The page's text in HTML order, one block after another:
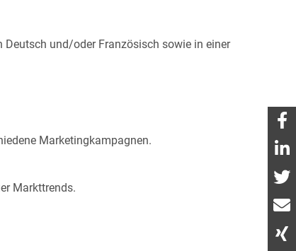
Deutsch und/oder Französisch sowie in einer
Marketingkampagnen.
Markttrends.